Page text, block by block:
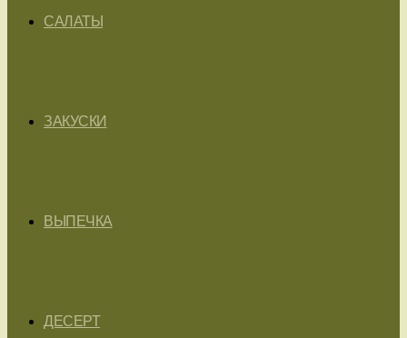
САЛАТЫ
ЗАКУСКИ
ВЫПЕЧКА
ДЕСЕРТ